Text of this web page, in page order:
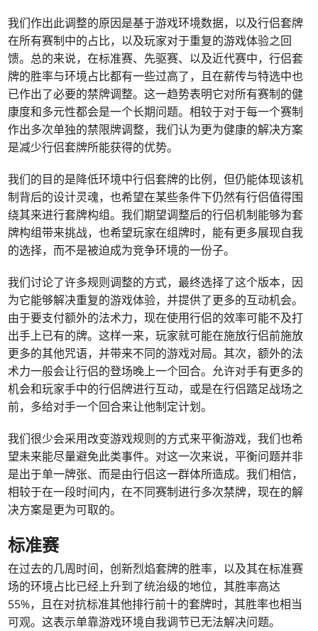
我们作出此调整的原因是基于游戏环境数据，以及行侣套牌
在所有赛制中的占比，以及玩家对于重复的游戏体验之回
馈。总的来说，在标准赛、先驱赛、以及近代赛中，行侣套
牌的胜率与环境占比都有一些过高了，且在薪传与特选中也
已作出了必要的禁牌调整。这一趋势表明它对所有赛制的健
康度和多元性都会是一个长期问题。相较于对于每一个赛制
作出多次单独的禁限牌调整，我们认为更为健康的解决方案
是减少行侣套牌所能获得的优势。
我们的目的是降低环境中行侣套牌的比例，但仍能体现该机
制背后的设计灵魂，也希望在某些条件下仍然有行侣值得围
绕其来进行套牌构组。我们期望调整后的行侣机制能够为套
牌构组带来挑战，也希望玩家在组牌时，能有更多展现自我
的选择，而不是被迫成为竞争环境的一份子。
我们讨论了许多规则调整的方式，最终选择了这个版本，因
为它能够解决重复的游戏体验，并提供了更多的互动机会。
由于要支付额外的法术力，现在使用行侣的效率可能不及打
出手上已有的牌。这样一来，玩家就可能在施放行侣前施放
更多的其他咒语，并带来不同的游戏对局。其次，额外的法
术力一般会让行侣的登场晚上一个回合。允许对手有更多的
机会和玩家手中的行侣牌进行互动，或是在行侣踏足战场之
前，多给对手一个回合来让他制定计划。
我们很少会采用改变游戏规则的方式来平衡游戏，我们也希
望未来能尽量避免此类事件。对这一次来说，平衡问题并非
是出于单一牌张、而是由行侣这一群体所造成。我们相信，
相较于在一段时间内，在不同赛制进行多次禁牌，现在的解
决方案是更为可取的。
标准赛
在过去的几周时间，创新烈焰套牌的胜率，以及其在标准赛
场的环境占比已经上升到了统治级的地位，其胜率高达
55%，且在对抗标准其他排行前十的套牌时，其胜率也相当
可观。这表示单靠游戏环境自我调节已无法解决问题。